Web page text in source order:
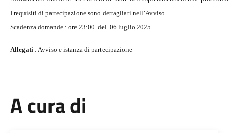
I requisiti di partecipazione sono dettagliati nell’Avviso.
Scadenza domande : ore 23:00 del 06 luglio 2025
Allegati: Avviso e istanza di partecipazione
A cura di